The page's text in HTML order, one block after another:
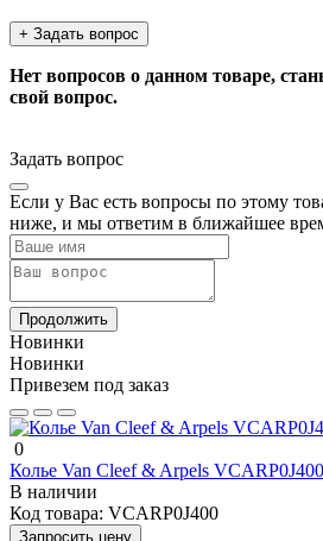
+ Задать вопрос
Нет вопросов о данном товаре,
свой вопрос.
Задать вопрос
Если у Вас есть вопросы по этому
ниже, и мы ответим в ближайшее
Продолжить
Новинки
Новинки
Привезем под заказ
0
Колье Van Cleef & Arpels
В наличии
Код товара: VCARP0J400
Запросить цену